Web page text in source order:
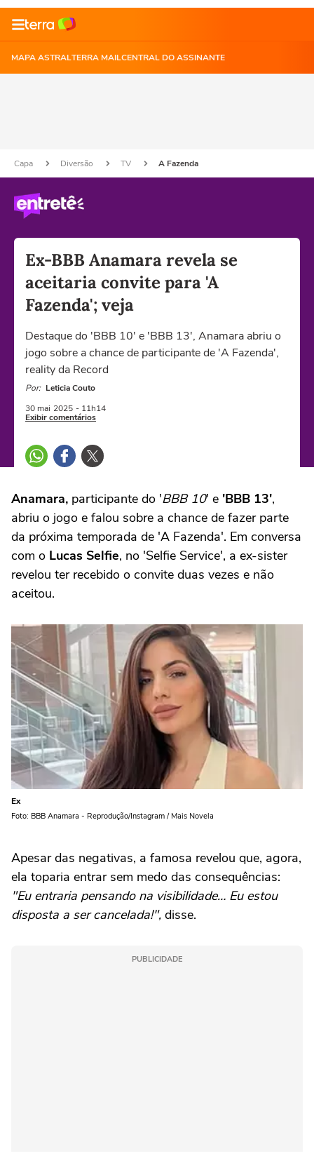
MAPA ASTRALTERRA MAILCENTRAL DO ASSINANTE
Capa Diversão TV A Fazenda
Ex-BBB Anamara revela se
aceitaria convite para 'A
Fazenda'; veja
Destaque do 'BBB 10' e 'BBB 13', Anamara abriu o
jogo sobre a chance de participante de 'A Fazenda',
reality da Record
Por: Leticia Couto
30 mai 2025 - 11h14
Exibir comentários
Anamara, participante do 'BBB 10' e 'BBB 13',
abriu o jogo e falou sobre a chance de fazer parte
da próxima temporada de 'A Fazenda'. Em conversa
com o Lucas Selfie, no 'Selfie Service', a ex-sister
revelou ter recebido o convite duas vezes e não
aceitou.
Ex
Foto: BBB Anamara - Reprodução/Instagram / Mais Novela
Apesar das negativas, a famosa revelou que, agora,
ela toparia entrar sem medo das consequências:
"Eu entraria pensando na visibilidade… Eu estou
disposta a ser cancelada!", disse.
PUBLICIDADE